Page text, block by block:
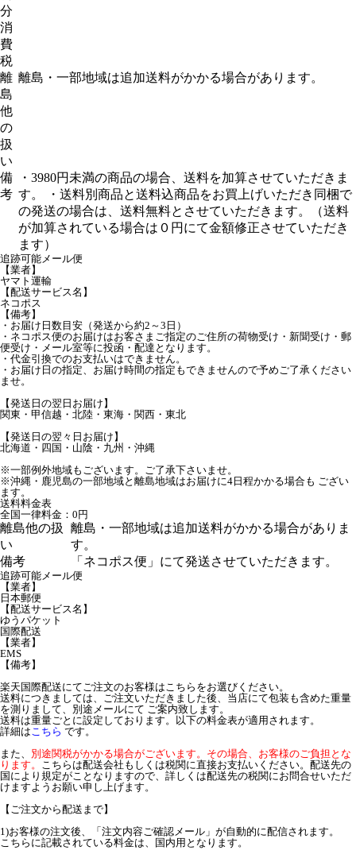
分
消
費
税
離
島
他
の
扱
い
離島・一部地域は追加送料がかかる場合があります。
備
考
・3980円未満の商品の場合、送料を加算させていただきま
す。 ・送料別商品と送料込商品をお買上げいただき同梱で
の発送の場合は、送料無料とさせていただきます。（送料
が加算されている場合は０円にて金額修正させていただき
ます）
追跡可能メール便
【業者】
ヤマト運輸
【配送サービス名】
ネコポス
【備考】
・お届け日数目安（発送から約2～3日）
・ネコポス便のお届けはお客さまご指定のご住所の荷物受け・新聞受け・郵
便受け・メール室等に投函・配達となります。
・代金引換でのお支払いはできません。
・お届け日の指定、お届け時間の指定もできませんので予めご了承ください
ませ。
【発送日の翌日お届け】
関東・甲信越・北陸・東海・関西・東北
【発送日の翌々日お届け】
北海道・四国・山陰・九州・沖縄
※一部例外地域もございます。ご了承下さいませ。
※沖縄・鹿児島の一部地域と離島地域はお届けに4日程かかる場合も ござい
ます。
送料料金表
全国一律料金：0円
離島他の扱
い
離島・一部地域は追加送料がかかる場合がありま
す。
備考
「ネコポス便」にて発送させていただきます。
追跡可能メール便
【業者】
日本郵便
【配送サービス名】
ゆうパケット
国際配送
【業者】
EMS
【備考】
楽天国際配送にてご注文のお客様はこちらをお選びください。
送料につきましては、ご注文いただきました後、当店にて包装も含めた重量
を測りまして、別途メールにて ご案内致します。
送料は重量ごとに設定しております。以下の料金表が適用されます。
詳細はこちら です。
また、 別途関税がかかる場合がございます。その場合、お客様のご負担とな
ります。 こちらは配送会社もしくは税関に直接お支払いください。配送先の
国により規定がことなりますので、詳しくは配送先の税関にお問合せいただ
けますようお願い申し上げます。
【ご注文から配送まで】
1)お客様の注文後、「注文内容ご確認メール」が自動的に配信されます。
こちらに記載されている料金は、国内用となります。